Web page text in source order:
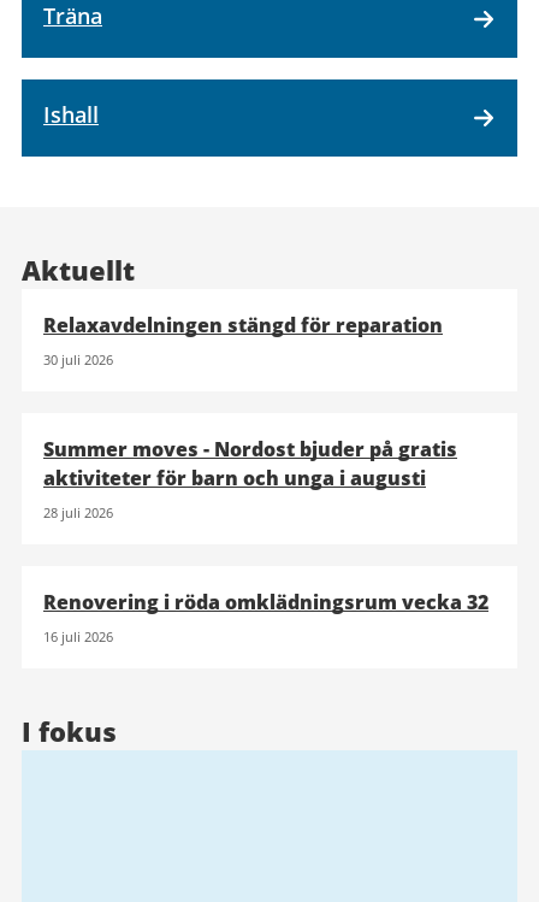
Träna
Ishall
Aktuellt
Relaxavdelningen stängd för reparation
30 juli 2026
Summer moves - Nordost bjuder på gratis
aktiviteter för barn och unga i augusti
28 juli 2026
Renovering i röda omklädningsrum vecka 32
16 juli 2026
I fokus